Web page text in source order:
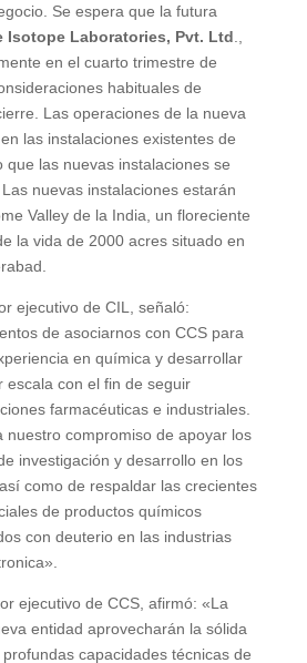
Se espera que la futura
Isotope Laboratories, Pvt. Ltd
en el cuarto trimestre de
habituales de
Las operaciones de la nueva
las instalaciones existentes de
que las nuevas instalaciones se
nuevas instalaciones estarán
Valley de la India, un floreciente
la vida de 2000 acres situado en
ejecutivo de CIL, señaló:
de asociarnos con CCS para
en química y desarrollar
escala con el fin de seguir
farmacéuticas e industriales.
nuestro compromiso de apoyar los
investigación y desarrollo en los
como de respaldar las crecientes
de productos químicos
con deuterio en las industrias
ejecutivo de CCS, afirmó: «La
entidad aprovecharán la sólida
capacidades técnicas de